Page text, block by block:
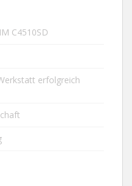
C4510SD
erfolgreich